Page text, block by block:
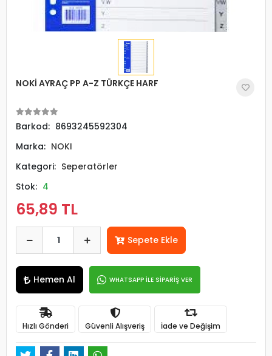
NOKİ AYRAÇ PP A-Z TÜRKÇE HARF
Barkod: 8693245592304
Marka: NOKI
Kategori: Seperatörler
Stok: 4
65,89 TL
Sepete Ekle
Hemen Al WHATSAPP İLE SİPARİŞ VER
Hızlı Gönderi Güvenli Alışveriş İade ve Değişim